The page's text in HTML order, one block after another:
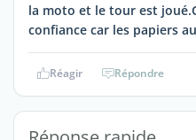
la moto et le tour est
confiance car les papiers
Réagir Répondre